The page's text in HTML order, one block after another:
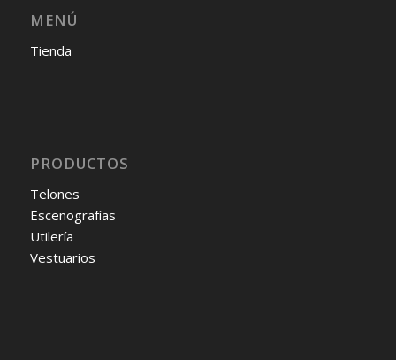
MENÚ
Tienda
PRODUCTOS
Telones
Escenografías
Utilería
Vestuarios